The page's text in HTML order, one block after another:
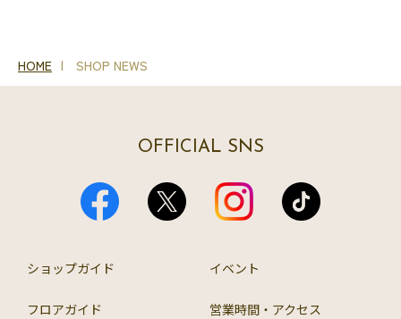
HOME SHOP NEWS
OFFICIAL SNS
ショップガイド イベント
フロアガイド 営業時間・アクセス